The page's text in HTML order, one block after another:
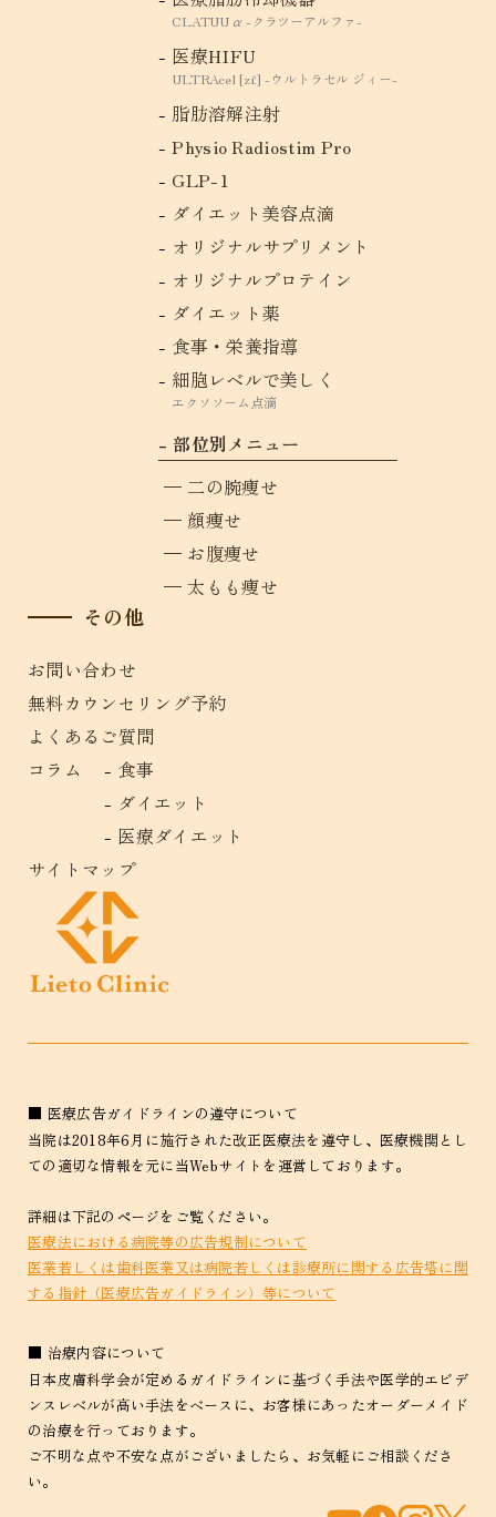
CLATUU α -クラツーアルファ-
医療HIFU
ULTRAcel [zíː] -ウルトラセル ジィー-
脂肪溶解注射
Physio Radiostim Pro
GLP-1
ダイエット美容点滴
オリジナルサプリメント
オリジナルプロテイン
ダイエット薬
食事・栄養指導
細胞レベルで美しく
エクソソーム点滴
部位別メニュー
二の腕痩せ
顔痩せ
お腹痩せ
太もも痩せ
その他
お問い合わせ
無料カウンセリング予約
よくあるご質問
コラム
食事
ダイエット
医療ダイエット
サイトマップ
■ 医療広告ガイドラインの遵守について
当院は2018年6月に施行された改正医療法を遵守し、医療機関とし
ての適切な情報を元に当Webサイトを運営しております。
詳細は下記のページをご覧ください。
医療法における病院等の広告規制について
医業若しくは歯科医業又は病院若しくは診療所に関する広告塔に関
する指針（医療広告ガイドライン）等について
■ 治療内容について
日本皮膚科学会が定めるガイドラインに基づく手法や医学的エビデ
ンスレベルが高い手法をベースに、お客様にあったオーダーメイド
の治療を行っております。
ご不明な点や不安な点がございましたら、お気軽にご相談くださ
い。